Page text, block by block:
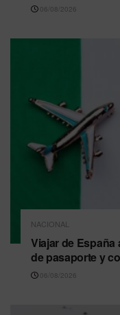
06/08/2026
NACIONAL
Viajar de España
de pasaporte y
06/08/2026